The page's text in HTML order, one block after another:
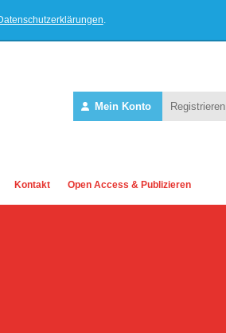
.
Mein Konto Registrieren
Kontakt Open Access & Publizieren